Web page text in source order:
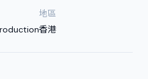
地區
香港